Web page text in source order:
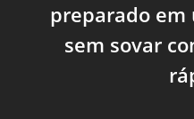
preparado em
sem sovar